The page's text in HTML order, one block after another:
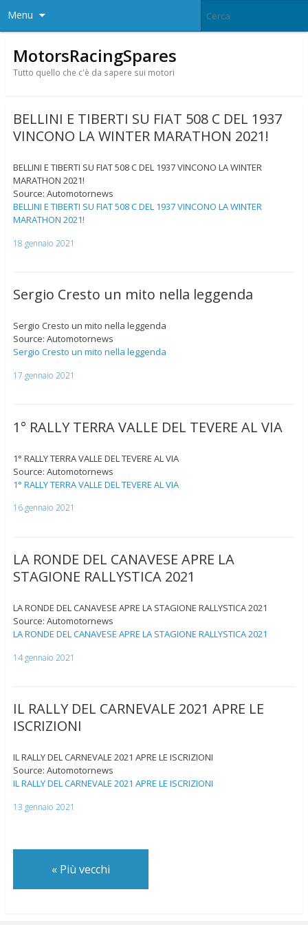
Menu
MotorsRacingSpares
Tutto quello che c'è da sapere sui motori
BELLINI E TIBERTI SU FIAT 508 C DEL 1937
VINCONO LA WINTER MARATHON 2021!
BELLINI E TIBERTI SU FIAT 508 C DEL 1937 VINCONO LA WINTER
MARATHON 2021!
Source: Automotornews
BELLINI E TIBERTI SU FIAT 508 C DEL 1937 VINCONO LA WINTER
MARATHON 2021!
18 gennaio 2021
Sergio Cresto un mito nella leggenda
Sergio Cresto un mito nella leggenda
Source: Automotornews
Sergio Cresto un mito nella leggenda
17 gennaio 2021
1° RALLY TERRA VALLE DEL TEVERE AL VIA
1° RALLY TERRA VALLE DEL TEVERE AL VIA
Source: Automotornews
1° RALLY TERRA VALLE DEL TEVERE AL VIA
16 gennaio 2021
LA RONDE DEL CANAVESE APRE LA
STAGIONE RALLYSTICA 2021
LA RONDE DEL CANAVESE APRE LA STAGIONE RALLYSTICA 2021
Source: Automotornews
LA RONDE DEL CANAVESE APRE LA STAGIONE RALLYSTICA 2021
14 gennaio 2021
IL RALLY DEL CARNEVALE 2021 APRE LE
ISCRIZIONI
IL RALLY DEL CARNEVALE 2021 APRE LE ISCRIZIONI
Source: Automotornews
IL RALLY DEL CARNEVALE 2021 APRE LE ISCRIZIONI
13 gennaio 2021
«Più vecchi